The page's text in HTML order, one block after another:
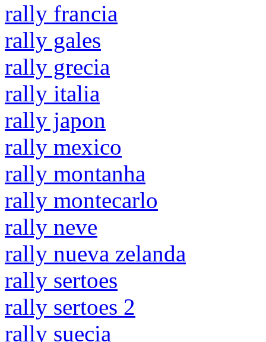
rally francia
rally gales
rally grecia
rally italia
rally japon
rally mexico
rally montanha
rally montecarlo
rally neve
rally nueva zelanda
rally sertoes
rally sertoes 2
rally suecia